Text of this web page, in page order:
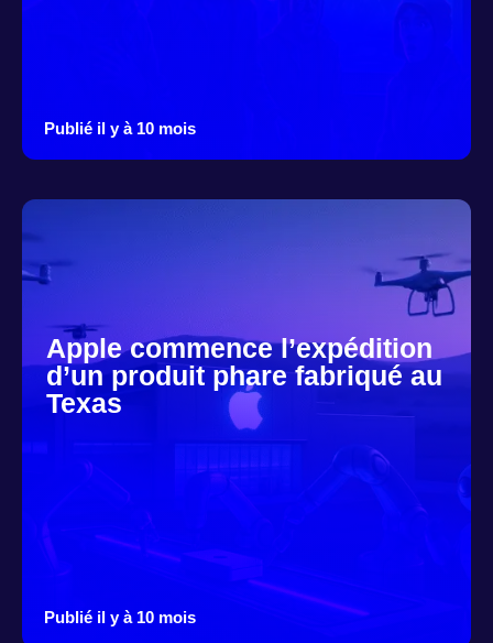
Publié il y à 10 mois
Apple commence l’expédition
d’un produit phare fabriqué au
Texas
Publié il y à 10 mois